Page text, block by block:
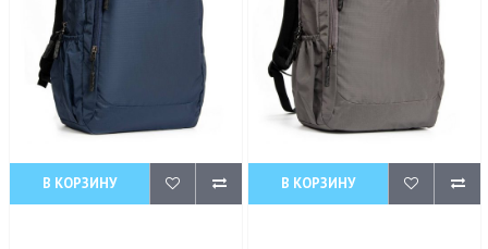
В КОРЗИНУ В КОРЗИНУ